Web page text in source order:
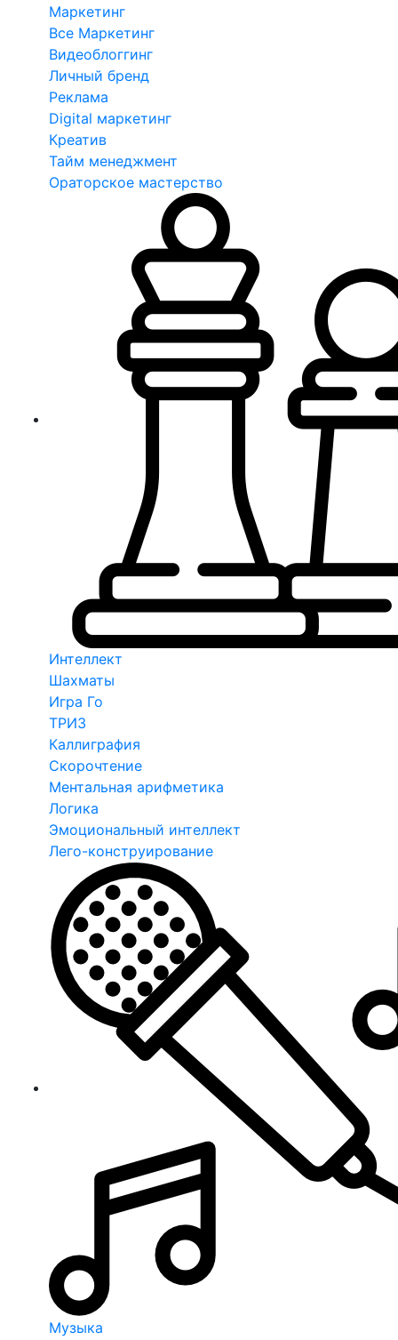
Маркетинг
Все Маркетинг
Видеоблоггинг
Личный бренд
Реклама
Digital маркетинг
Креатив
Тайм менеджмент
Ораторское мастерство
Интеллект
Шахматы
Игра Го
ТРИЗ
Каллиграфия
Скорочтение
Ментальная арифметика
Логика
Эмоциональный интеллект
Лего-конструирование
Музыка